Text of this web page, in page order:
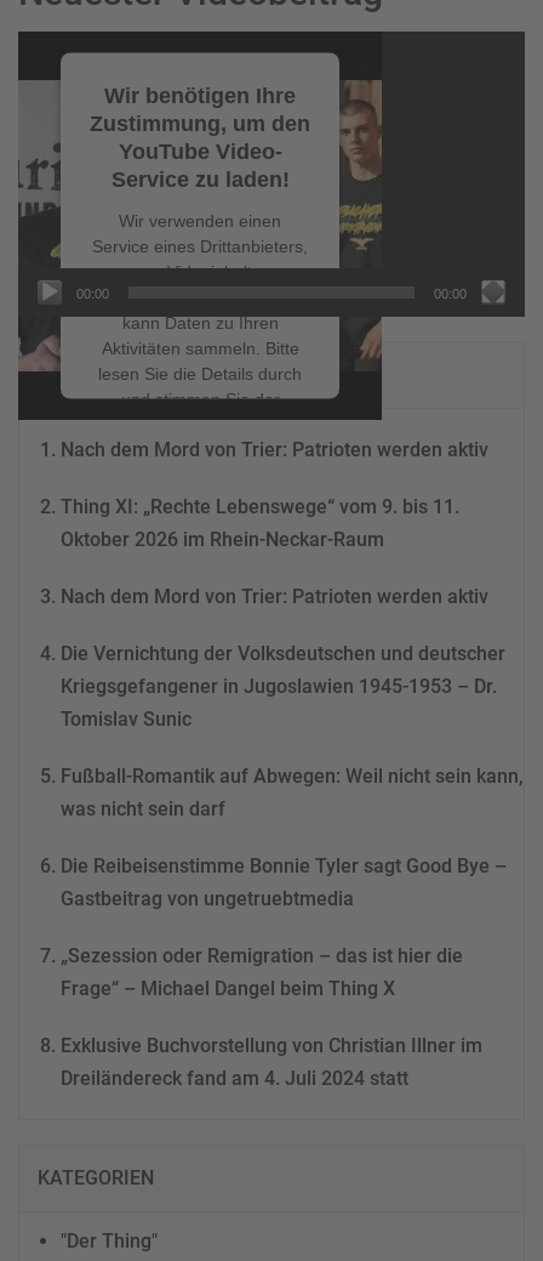
Player
Wir benötigen Ihre
Zustimmung, um den
YouTube Video-
Service zu laden!
Wir verwenden einen
Service eines Drittanbieters,
um Videoinhalte
einzubetten. Dieser Service
kann Daten zu Ihren
Aktivitäten sammeln. Bitte
lesen Sie die Details durch
und stimmen Sie der
Nutzung des Service zu, um
dieses Video anzusehen.
Mehr Informationen
Consent Management
00:00 00:00
NEUESTE BEITRÄGE
Nach dem Mord von Trier: Patrioten werden aktiv
Thing XI: „Rechte Lebenswege“ vom 9. bis 11.
Oktober 2026 im Rhein-Neckar-Raum
Nach dem Mord von Trier: Patrioten werden aktiv
Die Vernichtung der Volksdeutschen und deutscher
Kriegsgefangener in Jugoslawien 1945-1953 – Dr.
Tomislav Sunic
Fußball-Romantik auf Abwegen: Weil nicht sein kann,
was nicht sein darf
Die Reibeisenstimme Bonnie Tyler sagt Good Bye –
Gastbeitrag von ungetruebtmedia
„Sezession oder Remigration – das ist hier die
Frage“ – Michael Dangel beim Thing X
Exklusive Buchvorstellung von Christian Illner im
Dreiländereck fand am 4. Juli 2024 statt
KATEGORIEN
"Der Thing"